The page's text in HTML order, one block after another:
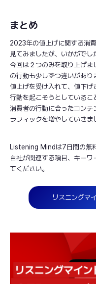
まとめ
2023年の値上げに関する消
見てみましたが、いかがでし
今回は２つのみを取り上げ
の行動も少しずつ違いがあり
値上げを受け入れて、値下げ
行動を起こそうとしているこ
消費者の行動に合ったコンテ
ラフィックを増やしていきま
Listening Mindは7日間の無
自社が関連する項目、キー
てください。
リスニングマ